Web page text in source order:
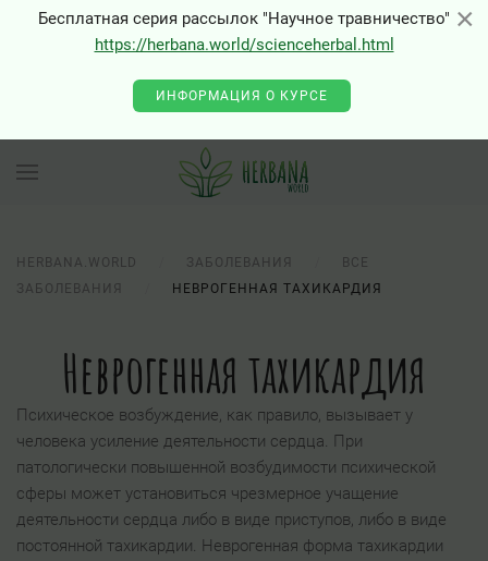
×
Бесплатная серия рассылок "Научное травничество"
https://herbana.world/scienceherbal.html
ИНФОРМАЦИЯ О КУРСЕ
HERBANA.WORLD ЗАБОЛЕВАНИЯ
ВСЕ
ЗАБОЛЕВАНИЯ
НЕВРОГЕННАЯ ТАХИКАРДИЯ
Неврогенная тахикардия
Психическое возбуждение, как правило, вызывает у
человека усиление деятельности сердца. При
патологически повышенной возбудимости психической
сферы может установиться чрезмерное учащение
деятельности сердца либо в виде приступов, либо в виде
постоянной тахикардии. Неврогенная форма тахикардии
×
0 - Class "Joomla\Input\Json" not found